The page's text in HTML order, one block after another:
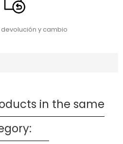
y cambio
in the same